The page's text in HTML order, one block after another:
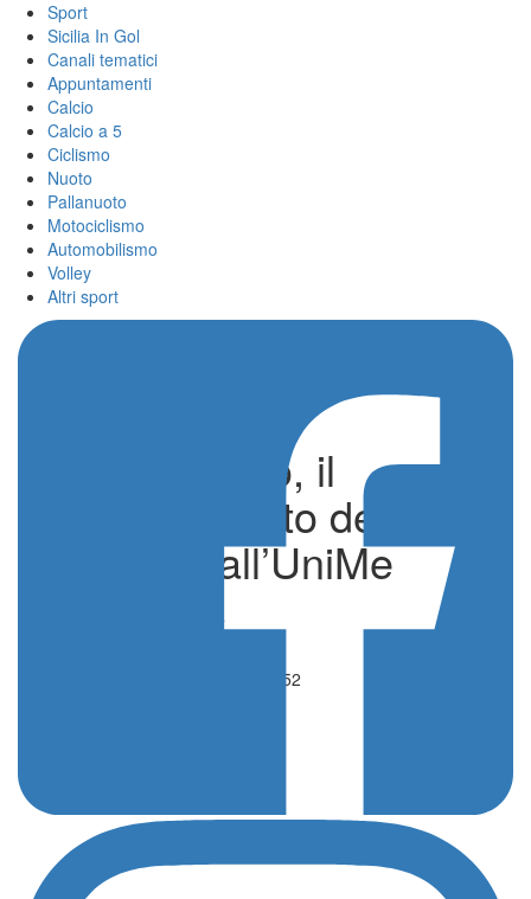
Sport
Sicilia In Gol
Canali tematici
Appuntamenti
Calcio
Calcio a 5
Ciclismo
Nuoto
Pallanuoto
Motociclismo
Automobilismo
Volley
Altri sport
Trofeo Piskeo, il
ringraziamento del
Comitato all’UniMe
di Redazione
29 Maggio 2026 - 19:52